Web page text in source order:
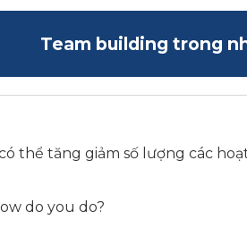
Team building trong
thể tăng giảm số lượng các
do you do?